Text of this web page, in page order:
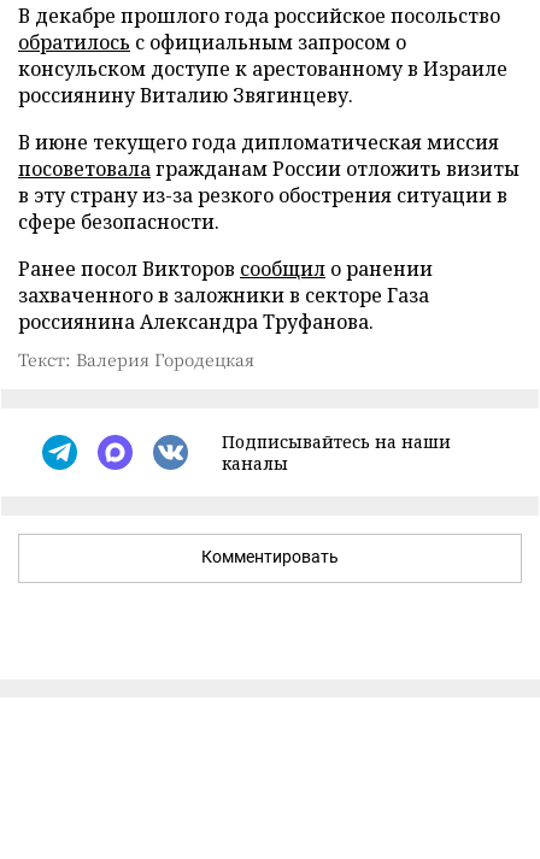
В декабре прошлого года российское посольство
обратилось с официальным запросом о
консульском доступе к арестованному в Израиле
россиянину Виталию Звягинцеву.
В июне текущего года дипломатическая миссия
посоветовалагражданам России отложить визиты
в эту страну из-за резкого обострения ситуации в
сфере безопасности.
Ранее посол Викторов сообщил о ранении
захваченного в заложники в секторе Газа
россиянина Александра Труфанова.
Текст: Валерия Городецкая
Подписывайтесь на наши
каналы
Комментировать